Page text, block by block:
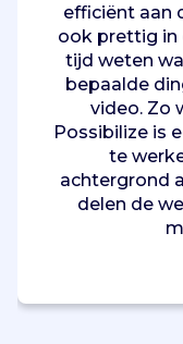
efficiënt aan
ook prettig in
tijd weten
bepaalde
video. Zo
Possibilize is
te
achtergrond
delen de